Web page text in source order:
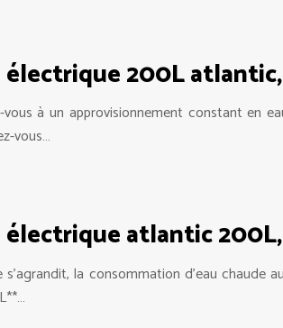
200L
à un approvisionnement constant en
vous…
atlantic
la consommation d’eau